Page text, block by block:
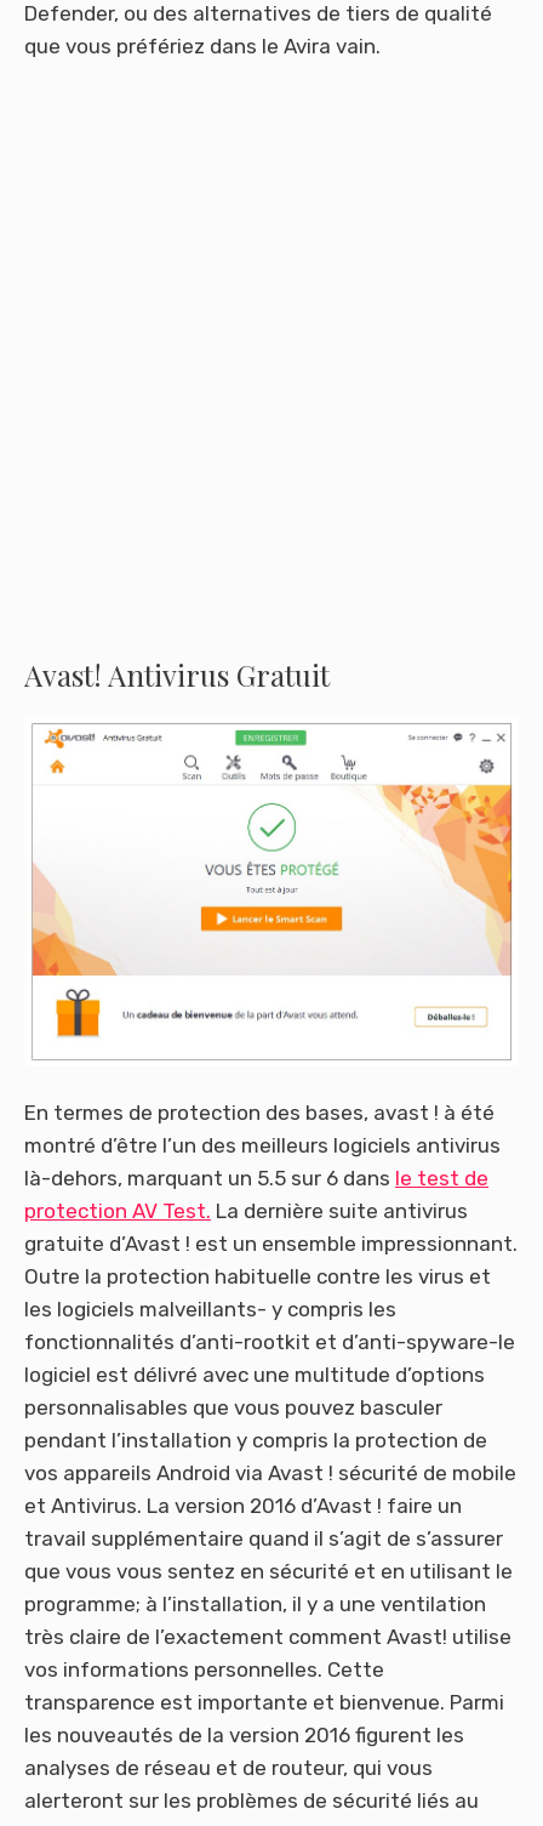
Defender, ou des alternatives de tiers de qualité
que vous préfériez dans le Avira vain.
Avast! Antivirus Gratuit
En termes de protection des bases, avast ! à été
montré d’être l’un des meilleurs logiciels antivirus
là-dehors, marquant un 5.5 sur 6 dans le test de
protection AV Test. La dernière suite antivirus
gratuite d’Avast ! est un ensemble impressionnant.
Outre la protection habituelle contre les virus et
les logiciels malveillants- y compris les
fonctionnalités d’anti-rootkit et d’anti-spyware-le
logiciel est délivré avec une multitude d’options
personnalisables que vous pouvez basculer
pendant l’installation y compris la protection de
vos appareils Android via Avast ! sécurité de mobile
et Antivirus. La version 2016 d’Avast ! faire un
travail supplémentaire quand il s’agit de s’assurer
que vous vous sentez en sécurité et en utilisant le
programme; à l’installation, il y a une ventilation
très claire de l’exactement comment Avast! utilise
vos informations personnelles. Cette
transparence est importante et bienvenue. Parmi
les nouveautés de la version 2016 figurent les
analyses de réseau et de routeur, qui vous
alerteront sur les problèmes de sécurité liés au